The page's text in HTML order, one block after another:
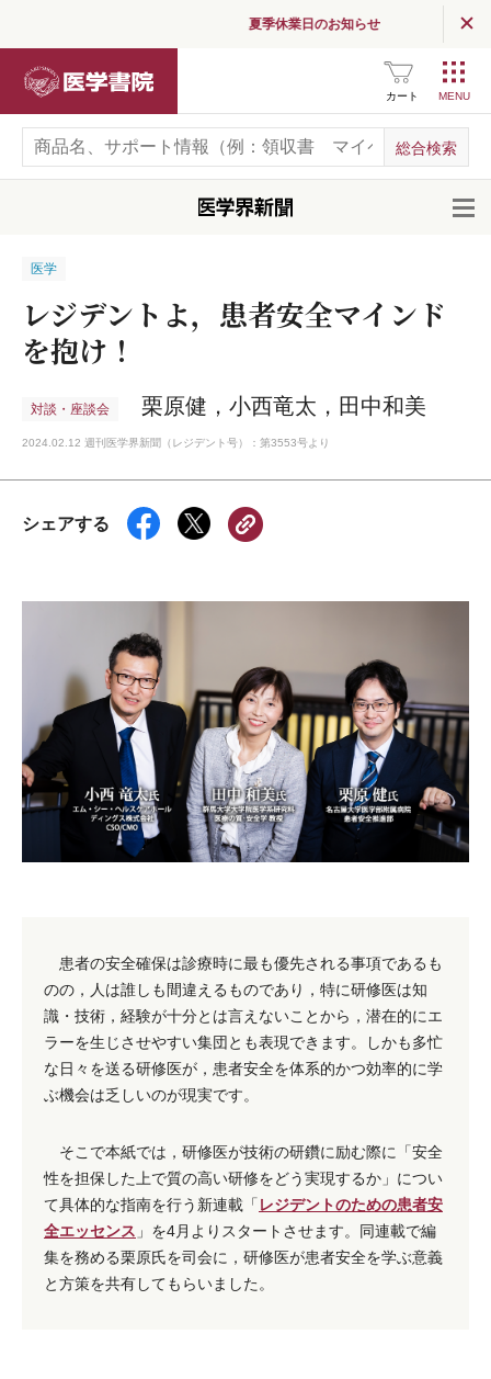
夏季休業日のお知らせ
カート
医学
レジデントよ，患者安全マインド
を抱け！
対談・座談会 栗原健，小西竜太，田中和美
2024.02.12 週刊医学界新聞（レジデント号）：第3553号より
シェアする
患者の安全確保は診療時に最も優先される事項であるも
のの，人は誰しも間違えるものであり，特に研修医は知
識・技術，経験が十分とは言えないことから，潜在的にエ
ラーを生じさせやすい集団とも表現できます。しかも多忙
な日々を送る研修医が，患者安全を体系的かつ効率的に学
ぶ機会は乏しいのが現実です。
そこで本紙では，研修医が技術の研鑽に励む際に「安全
性を担保した上で質の高い研修をどう実現するか」につい
て具体的な指南を行う新連載「 レジデントのための患者安
全エッセンス 」を4月よりスタートさせます。同連載で編
集を務める栗原氏を司会に，研修医が患者安全を学ぶ意義
と方策を共有してもらいました。